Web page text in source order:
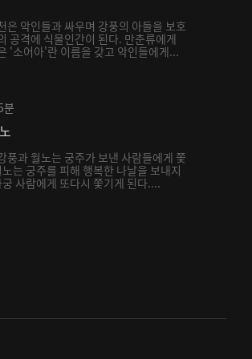
은 악인들과 싸우며 강풍의 아들을 보호
공격에 식물인간이 된다. 만춘류에게
'소어아'란 이름을 갖고 악인들에게...
분
풍과 월노는 궁주가 보낸 사람들에게 쫓
는 궁주를 피해 행복한 나날을 보내지
사람에게 또다시 쫓기게 된다....